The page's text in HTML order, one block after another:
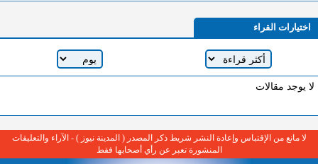
اختيارات القراء
لا يوجد مقالات
لا مانع من الإقتباس وإعادة النشر شريط ذكر المصدر ( المدينة نيوز ) - الآراء والتعليقات
المنشورة تعبر عن رأي أصحابها فقط